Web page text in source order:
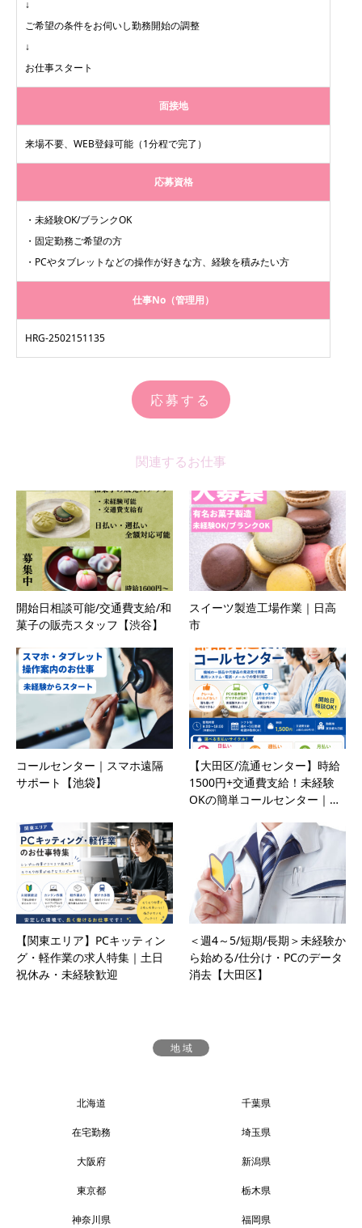
↓
ご希望の条件をお伺いし勤務開始の調整
↓
お仕事スタート
面接地
来場不要、WEB登録可能（1分程で完了）
応募資格
・未経験OK/ブランクOK
・固定勤務ご希望の方
・PCやタブレットなどの操作が好きな方、経験を積みたい方
仕事No（管理用）
HRG-2502151135
応募する
関連するお仕事
開始日相談可能/交通費支給/和
菓子の販売スタッフ【渋谷】
スイーツ製造工場作業｜日高
市
コールセンター｜スマホ遠隔
サポート【池袋】
【大田区/流通センター】時給
1500円+交通費支給！未経験
OKの簡単コールセンター｜…
【関東エリア】PCキッティン
グ・軽作業の求人特集｜土日
祝休み・未経験歓迎
＜週4～5/短期/長期＞未経験か
ら始める/仕分け・PCのデータ
消去【大田区】
地 域
北海道 千葉県
在宅勤務 埼玉県
大阪府 新潟県
東京都 栃木県
神奈川県 福岡県